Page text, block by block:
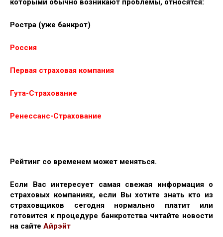
которыми обычно возникают проблемы, относятся:
Ростра (уже банкрот)
Россия
Первая страховая компания
Гута-Страхование
Ренессанс-Страхование
Рейтинг со временем может меняться.
Если Вас интересует самая свежая информация о
страховых компаниях, если Вы хотите знать кто из
страховщиков сегодня нормально платит или
готовится к процедуре банкротства читайте новости
на сайте Айрэйт